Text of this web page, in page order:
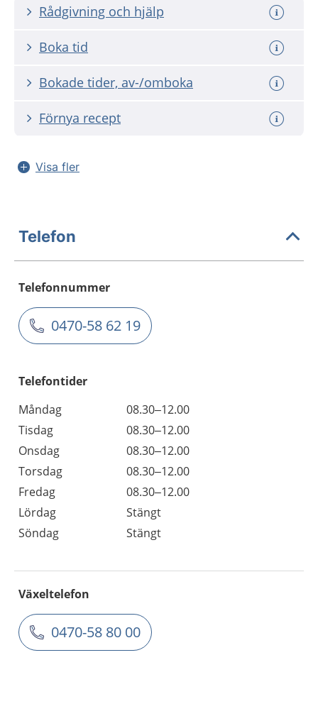
Rådgivning och hjälp
Boka tid
Bokade tider, av-/omboka
Förnya recept
Visa fler
Telefon
Telefonnummer
0470-58 62 19
Telefontider
Måndag
08.30–12.00
Tisdag
08.30–12.00
Onsdag
08.30–12.00
Torsdag
08.30–12.00
Fredag
08.30–12.00
Lördag
Stängt
Söndag
Stängt
Växeltelefon
0470-58 80 00